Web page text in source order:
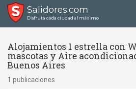
Salidores.com
Disfrutá cada ciudad al máximo
Alojamientos 1 estrella con
mascotas y Aire
Buenos Aires
1 publicaciones